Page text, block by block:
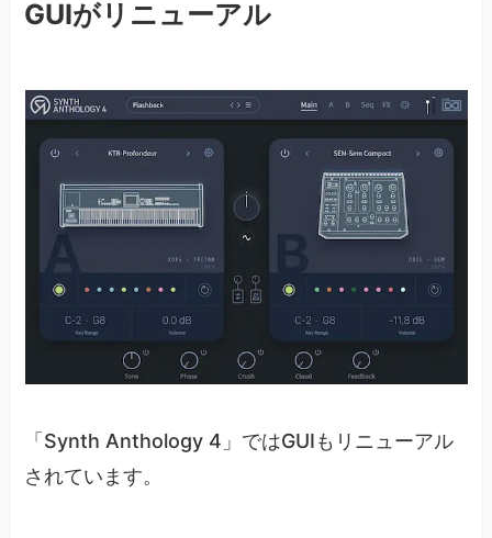
GUIがリニューアル
「Synth Anthology 4」ではGUIもリニューアル
されています。